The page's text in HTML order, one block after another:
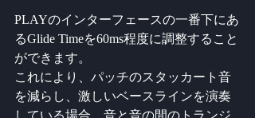
PLAYのインターフェースの一番下にあ
るGlide Timeを60ms程度に調整すること
ができます。
これにより、パッチのスタッカート音
を減らし、激しいベースラインを演奏
している場合、音と音の間のトランジ